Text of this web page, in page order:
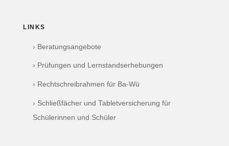
LINKS
› Beratungsangebote
› Prüfungen und Lernstandserhebungen
› Rechtschreibrahmen für Ba-Wü
› Schließfächer und Tabletversicherung für
Schülerinnen und Schüler